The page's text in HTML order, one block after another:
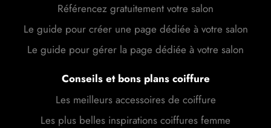
Référencez gratuitement votre salon
Le guide pour créer une page dédiée à votre salon
Le guide pour gérer la page dédiée à votre salon
Conseils et bons plans coiffure
Les meilleurs accessoires de coiffure
Les plus belles inspirations coiffures femme